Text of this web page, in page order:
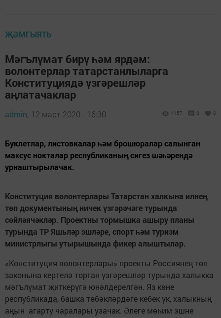
ҖӘМГЫЯТЬ
Мәгълүмат бирү һәм ярдәм:
волонтерлар татарстанлыларга
Конституциядә үзгәрешләр
аңлатачаклар
admin, 12 март 2020 - 16:30 1157 0 0
Буклетлар, листовкалар һәм брошюралар салынган
махсус нокталар республиканың сигез шәһәрендә
урнаштырылачак.
Конституция волонтерлары Татарстан халкына илнең
төп документының ничек үзгәрәчәге турында
сөйләячәкләр. Проектны тормышка ашыру планы
турында ТР Яшьләр эшләре, спорт һәм туризм
министрлыгы утырышында фикер алыштылар.
«Конституция волонтерлары» проекты Россиянең төп
законына кертелә торган үзгәрешләр турында халыкка
мәгълүмат җиткерүгә юнәлдерелгән. Яз көне
республикада, башка төбәкләрдәге кебек үк, халыкның
аңын агарту чаралары узачак. Әлеге мөһим эшне